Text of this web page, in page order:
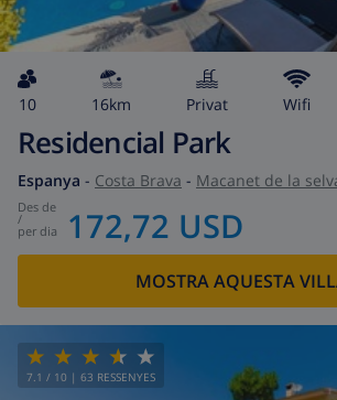
10 16km Privat wifi
Residencial Park
Espanya - Costa Brava - Macanet de la
des de
/
per dia 172,72 USD
MOSTRA AQUESTA
7.1 / 10 | 63 RESSENYES